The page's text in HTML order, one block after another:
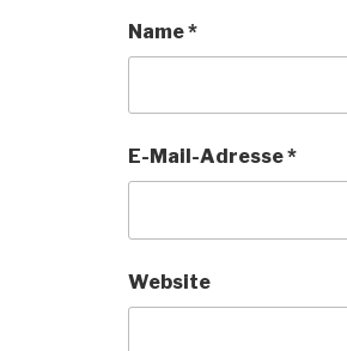
Name*
E-Mail-Adresse*
Website